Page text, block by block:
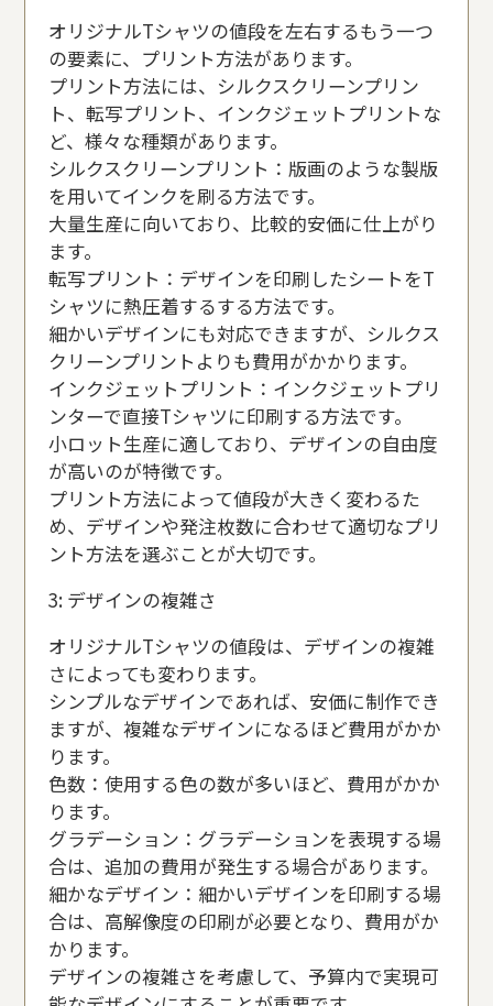
オリジナルTシャツの値段を左右するもう一つ
の要素に、プリント方法があります。
プリント方法には、シルクスクリーンプリン
ト、転写プリント、インクジェットプリントな
ど、様々な種類があります。
シルクスクリーンプリント：版画のような製版
を用いてインクを刷る方法です。
大量生産に向いており、比較的安価に仕上がり
ます。
転写プリント：デザインを印刷したシートをT
シャツに熱圧着するする方法です。
細かいデザインにも対応できますが、シルクス
クリーンプリントよりも費用がかかります。
インクジェットプリント：インクジェットプリ
ンターで直接Tシャツに印刷する方法です。
小ロット生産に適しており、デザインの自由度
が高いのが特徴です。
プリント方法によって値段が大きく変わるた
め、デザインや発注枚数に合わせて適切なプリ
ント方法を選ぶことが大切です。
3: デザインの複雑さ
オリジナルTシャツの値段は、デザインの複雑
さによっても変わります。
シンプルなデザインであれば、安価に制作でき
ますが、複雑なデザインになるほど費用がかか
ります。
色数：使用する色の数が多いほど、費用がかか
ります。
グラデーション：グラデーションを表現する場
合は、追加の費用が発生する場合があります。
細かなデザイン：細かいデザインを印刷する場
合は、高解像度の印刷が必要となり、費用がか
かります。
デザインの複雑さを考慮して、予算内で実現可